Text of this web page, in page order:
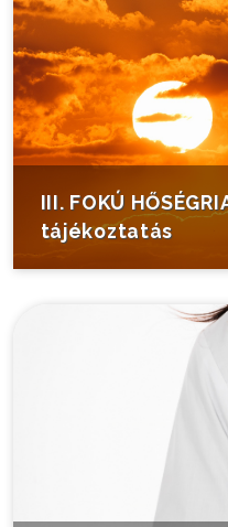
III. FOKÚ
tájékoztatás